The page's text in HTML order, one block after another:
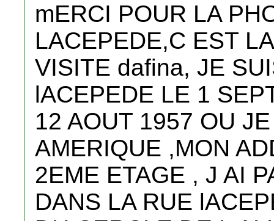
mERCI POUR LA
LACEPEDE,C EST
VISITE dafina, JE
lACEPEDE LE 1
12 AOUT 1957 OU
AMERIQUE ,MON
2EME ETAGE , J AI
DANS LA RUE